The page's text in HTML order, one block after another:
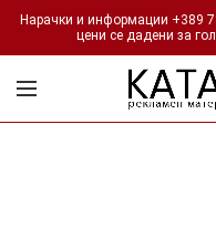
Нарачки и информации +389
цени се дадени за